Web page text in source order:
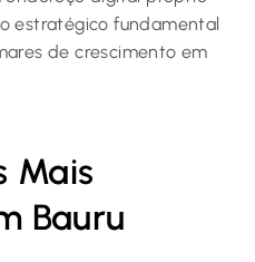
estratégico fundamental
de crescimento em
Mais
Bauru